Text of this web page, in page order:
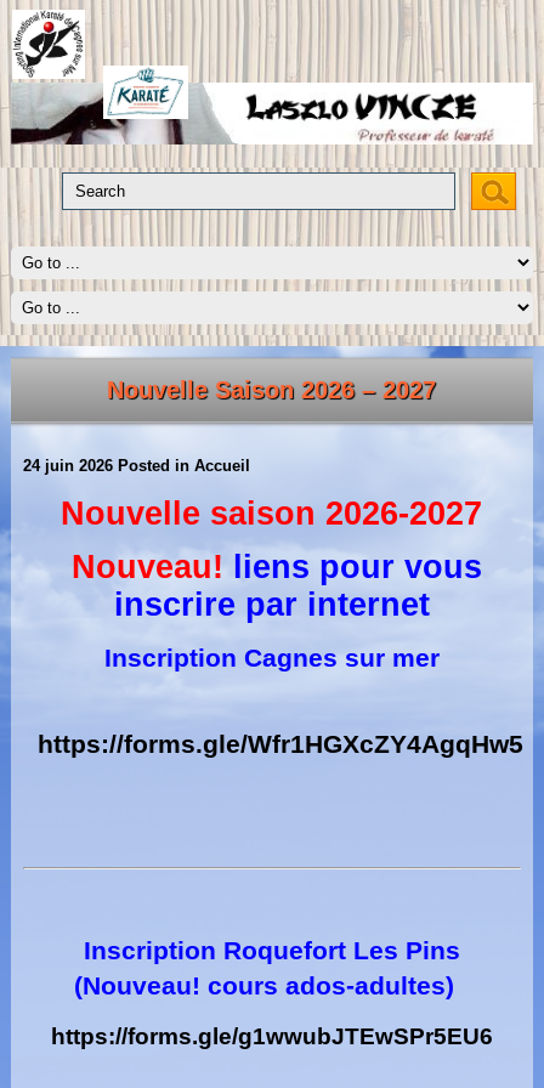
Nouvelle Saison 2026 – 2027
24 juin 2026Posted in Accueil
Nouvelle saison 2026-2027
Nouveau! liens pour vous
inscrire par internet
Inscription Cagnes sur mer
https://forms.gle/Wfr1HGXcZY4AgqHw5
Inscription Roquefort Les Pins
(Nouveau! cours ados-adultes)
https://forms.gle/g1wwubJTEwSPr5EU6